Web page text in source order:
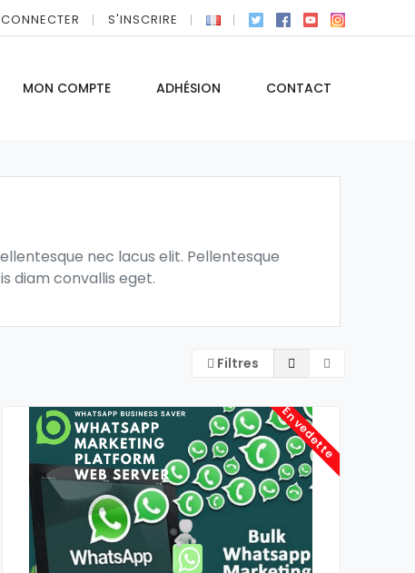
S'INSCRIRE
MON COMPTE ADHÉSION CONTACT
nec lacus elit. Pellentesque
diam convallis eget.
Filtres
En vedette